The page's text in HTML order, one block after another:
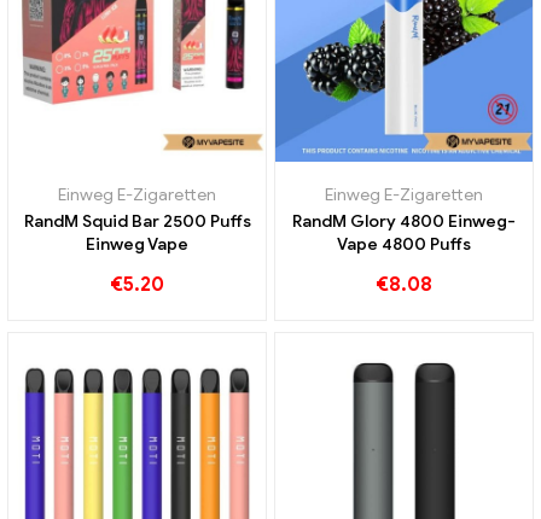
Einweg E-Zigaretten
RandM Squid Bar 2500 Puffs
Einweg Vape
€5.20
Einweg E-Zigaretten
RandM Glory 4800 Einweg-
Vape 4800 Puffs
€8.08